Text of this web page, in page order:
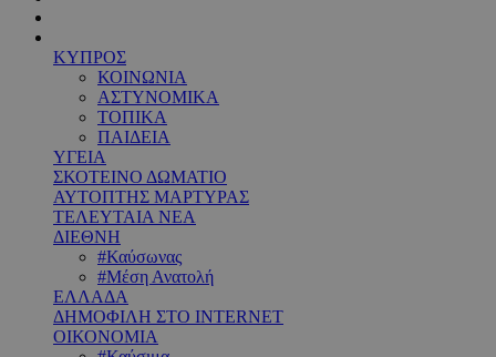
ΚΥΠΡΟΣ
ΚΟΙΝΩΝΙΑ
ΑΣΤΥΝΟΜΙΚΑ
ΤΟΠΙΚΑ
ΠΑΙΔΕΙΑ
ΥΓΕΙΑ
ΣΚΟΤΕΙΝΟ ΔΩΜΑΤΙΟ
ΑΥΤΟΠΤΗΣ ΜΑΡΤΥΡΑΣ
ΤΕΛΕΥΤΑΙΑ ΝΕΑ
ΔΙΕΘΝΗ
#Καύσωνας
#Μέση Ανατολή
ΕΛΛΑΔΑ
ΔΗΜΟΦΙΛΗ ΣΤΟ INTERNET
ΟΙΚΟΝΟΜΙΑ